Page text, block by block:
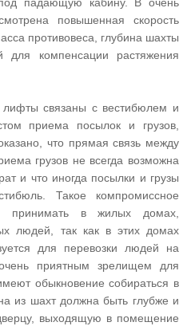
повышенная скорость
противовеса, глубина шахты
компенсации растяжения
лифты связаны с вестибюлем и
приема посылок и грузов,
что прямая связь между
грузов не всегда возможна
и что иногда посылки и грузы
Такое компромиссное
принимать в жилых домах,
людей, так как в этих домах
для перевозки людей на
приятным зрелищем для
обыкновение собираться в
из шахт должна быть глубже и
выходящую в помещение